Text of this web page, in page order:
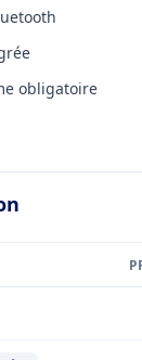
obligatoire